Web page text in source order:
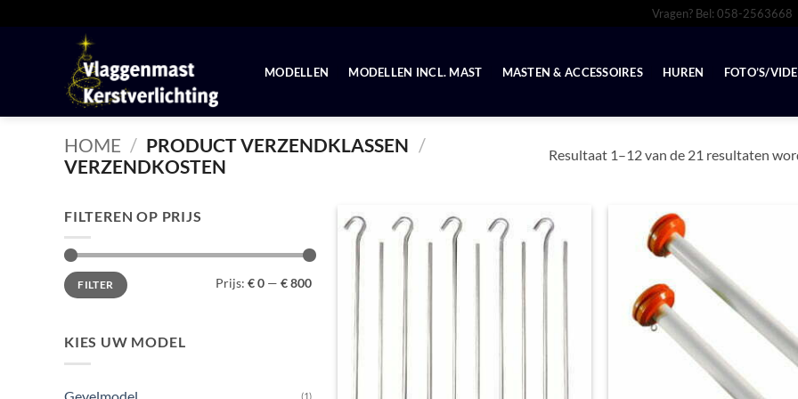
naar
Vragen? Bel: 058-2563668
MODELLEN MODELLEN INCL. MAST MASTEN & ACCESSOIRES HUREN FOTO’S/
HOME / PRODUCT VERZENDKLASSEN /
VERZENDKOSTEN
Resultaat 1–12 van de 21 resultaten
FILTEREN OP PRIJS
Min.
prijs
Max.
prijsFILTER Prijs: € 0— € 800
KIES UW MODEL
(1)